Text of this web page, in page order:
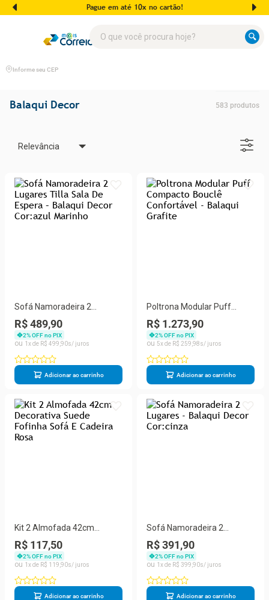
Pague em até 10x no cartão!
Informe seu CEP
Balaqui Decor 583 produtos
Relevância
Sofá Namoradeira 2
Lugares Tilla Sala De Espera
– Balaqui Decor Cor:azul
Marinho
R$ 489,90
2% OFF no PIX
1
R$ 499 90
Adicionar ao carrinho
Poltrona Modular Puff
Compacto Bouclê
Confortável - Balaqui Grafite
R$ 1.273,90
2% OFF no PIX
5
R$ 259 98
Adicionar ao carrinho
Kit 2 Almofada 42cm
Decorativa Suede Fofinha
Sofá E Cadeira Rosa
R$ 117,50
2% OFF no PIX
1
R$ 119 90
Adicionar ao carrinho
Sofá Namoradeira 2
Lugares - Balaqui Decor
Cor:cinza
R$ 391,90
2% OFF no PIX
1
R$ 399 90
Adicionar ao carrinho